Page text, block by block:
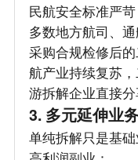
民航安全标准严
多数地方航司、
采购合规检修后
航产业持续复苏
游拆解企业直接分
3. 多元延伸业
单纯拆解只是基